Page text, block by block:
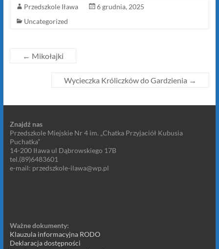
Przedszkole Iława
6 grudnia, 2025
Uncategorized
← Mikołajki
Wycieczka Króliczków do Gardzienia →
Znajdź nas
Przedszkole Miejskie Nr 4 im. „Chatka Przyjaciół Kubusia
Puchatka”
14-200 Iława ul Dąbrowskiego 17B
tel.(89)6483601
e-mail: przedszkole-ilawa@wp.pl
Ważne dokumenty:
Klauzula informacyjna RODO
Deklaracja dostępności